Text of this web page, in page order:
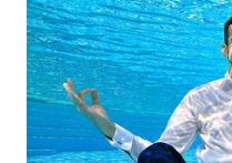
TENGAH
WN DELI
SERDANG
WN